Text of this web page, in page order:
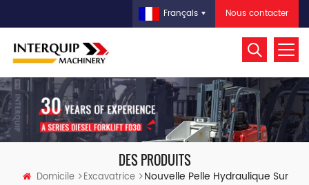
Nous contacter
Français
DES PRODUITS
Domicile Excavatrice
Nouvelle Pelle Hydraulique Sur